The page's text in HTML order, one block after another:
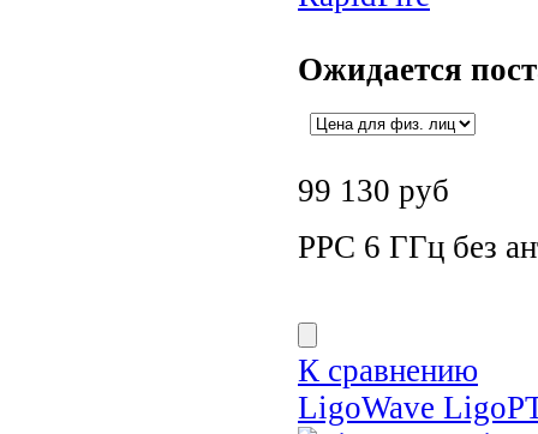
Ожидается
99 130 руб
РРС 6 ГГц без
К сравнению
LigoWave